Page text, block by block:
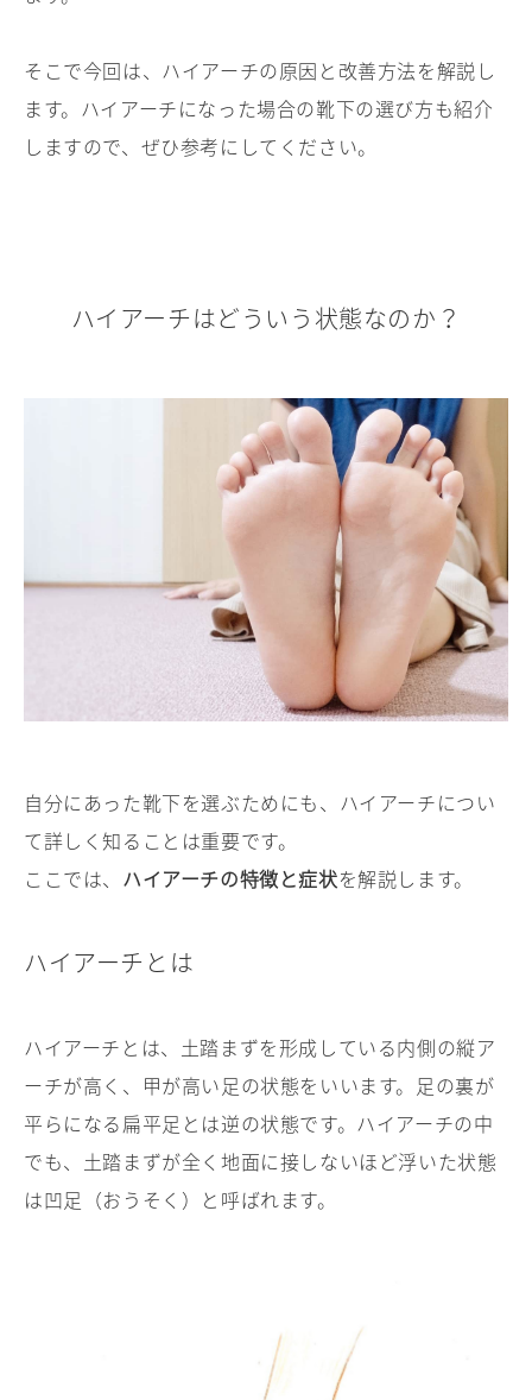
そこで今回は、ハイアーチの原因と改善方法を解説し
ます。ハイアーチになった場合の靴下の選び方も紹介
しますので、ぜひ参考にしてください。
ハイアーチはどういう状態なのか？
自分にあった靴下を選ぶためにも、ハイアーチについ
て詳しく知ることは重要です。
ここでは、 ハイアーチの特徴と症状を解説します。
ハイアーチとは
ハイアーチとは、土踏まずを形成している内側の縦ア
ーチが高く、甲が高い足の状態をいいます。足の裏が
平らになる扁平足とは逆の状態です。ハイアーチの中
でも、土踏まずが全く地面に接しないほど浮いた状態
は凹足（おうそく）と呼ばれます。